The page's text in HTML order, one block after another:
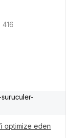
416
optimize eden